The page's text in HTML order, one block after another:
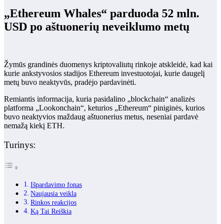
„Ethereum Whales“ parduoda 52 mln.
USD po aštuonerių neveiklumo metų
Žymūs grandinės duomenys kriptovaliutų rinkoje atskleidė, kad kai
kurie ankstyvosios stadijos Ethereum investuotojai, kurie daugelį
metų buvo neaktyvūs, pradėjo pardavinėti.
Remiantis informacija, kuria pasidalino „blockchain“ analizės
platforma „Lookonchain“, keturios „Ethereum“ piniginės, kurios
buvo neaktyvios maždaug aštuonerius metus, neseniai pardavė
nemažą kiekį ETH.
Turinys:
Išpardavimo fonas
Naujausia veikla
Rinkos reakcijos
Ką Tai Reiškia